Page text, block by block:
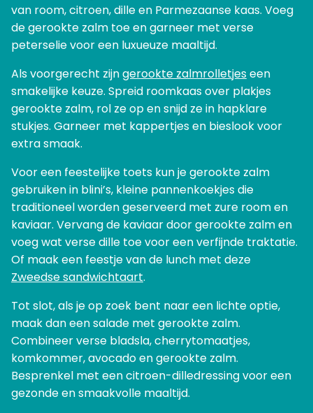
van room, citroen, dille en Parmezaanse kaas. Voeg
de gerookte zalm toe en garneer met verse
peterselie voor een luxueuze maaltijd.
Als voorgerecht zijngerookte zalmrolletjeseen
smakelijke keuze. Spreid roomkaas over plakjes
gerookte zalm, rol ze op en snijd ze in hapklare
stukjes. Garneer met kappertjes en bieslook voor
extra smaak.
Voor een feestelijke toets kun je gerookte zalm
gebruiken in blini’s, kleine pannenkoekjes die
traditioneel worden geserveerd met zure room en
kaviaar. Vervang de kaviaar door gerookte zalm en
voeg wat verse dille toe voor een verfijnde traktatie.
Of maak een feestje van de lunch met deze
Zweedse sandwichtaart.
Tot slot, als je op zoek bent naar een lichte optie,
maak dan een salade met gerookte zalm.
Combineer verse bladsla, cherrytomaatjes,
komkommer, avocado en gerookte zalm.
Besprenkel met een citroen-dilledressing voor een
gezonde en smaakvolle maaltijd.